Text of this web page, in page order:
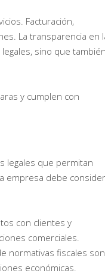
Facturación,
La transparencia en
sino que
y cumplen con
legales que permitan
empresa debe
con clientes y
comerciales.
normativas fiscales son
económicas.